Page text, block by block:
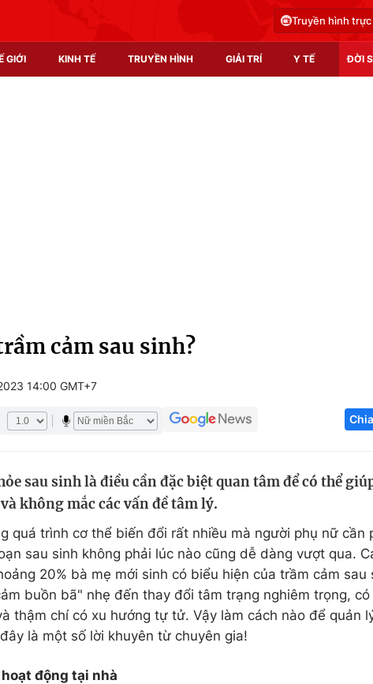
Truyền hình
GIỚI KINH TẾ TRUYỀN HÌNH GIẢI TRÍ Y TẾ ĐỜI
Giáo dục
Học trực tuyến
Công nghệ
Sản phẩm
Tư vấn
cảm sau sinh?
14:00 GMT+7
sau sinh là điều cần đặc biệt quan tâm để có thể
không mắc các vấn đề tâm lý.
quá trình cơ thể biến đổi rất nhiều mà người phụ nữ cần
sau sinh không phải lúc nào cũng dễ dàng vượt qua.
20% bà mẹ mới sinh có biểu hiện của trầm cảm sau
buồn bã" nhẹ đến thay đổi tâm trạng nghiêm trọng, có
thậm chí có xu hướng tự tử. Vậy làm cách nào để quản
là một số lời khuyên từ chuyên gia!
động tại nhà